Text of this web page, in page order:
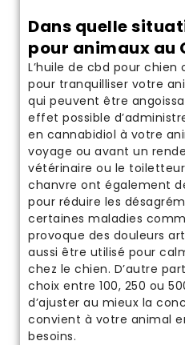
Dans quelle
pour animaux au
L’huile de cbd pour chien
pour tranquilliser votre
qui peuvent être
effet possible
en cannabidiol à votre
voyage ou avant un
vétérinaire ou le
chanvre ont également
pour réduire les
certaines maladies
provoque des douleurs
aussi être utilisé pour
chez le chien. D’autre
choix entre 100, 250 ou
d’ajuster au mieux la
convient à votre animal
besoins.